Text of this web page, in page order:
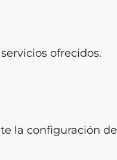
ofrecidos.
la configuración de